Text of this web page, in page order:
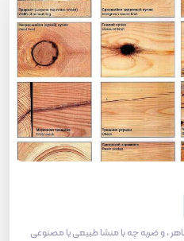
، و ضربه چه با منشا طبیعی یا مصنوعی